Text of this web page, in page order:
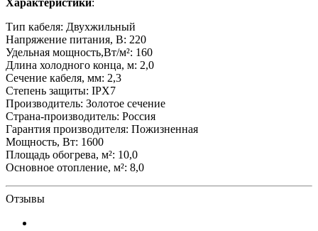
Тип кабеля: Двухжильный
Напряжение питания, В: 220
Удельная мощность,Вт/м²: 160
Длина холодного конца, м: 2,0
Сечение кабеля, мм: 2,3
Степень защиты: IPX7
Производитель: Золотое сечение
Страна-производитель: Россия
Гарантия производителя: Пожизненная
Мощность, Вт: 1600
Площадь обогрева, м²: 10,0
Основное отопление, м²: 8,0
Отзывы